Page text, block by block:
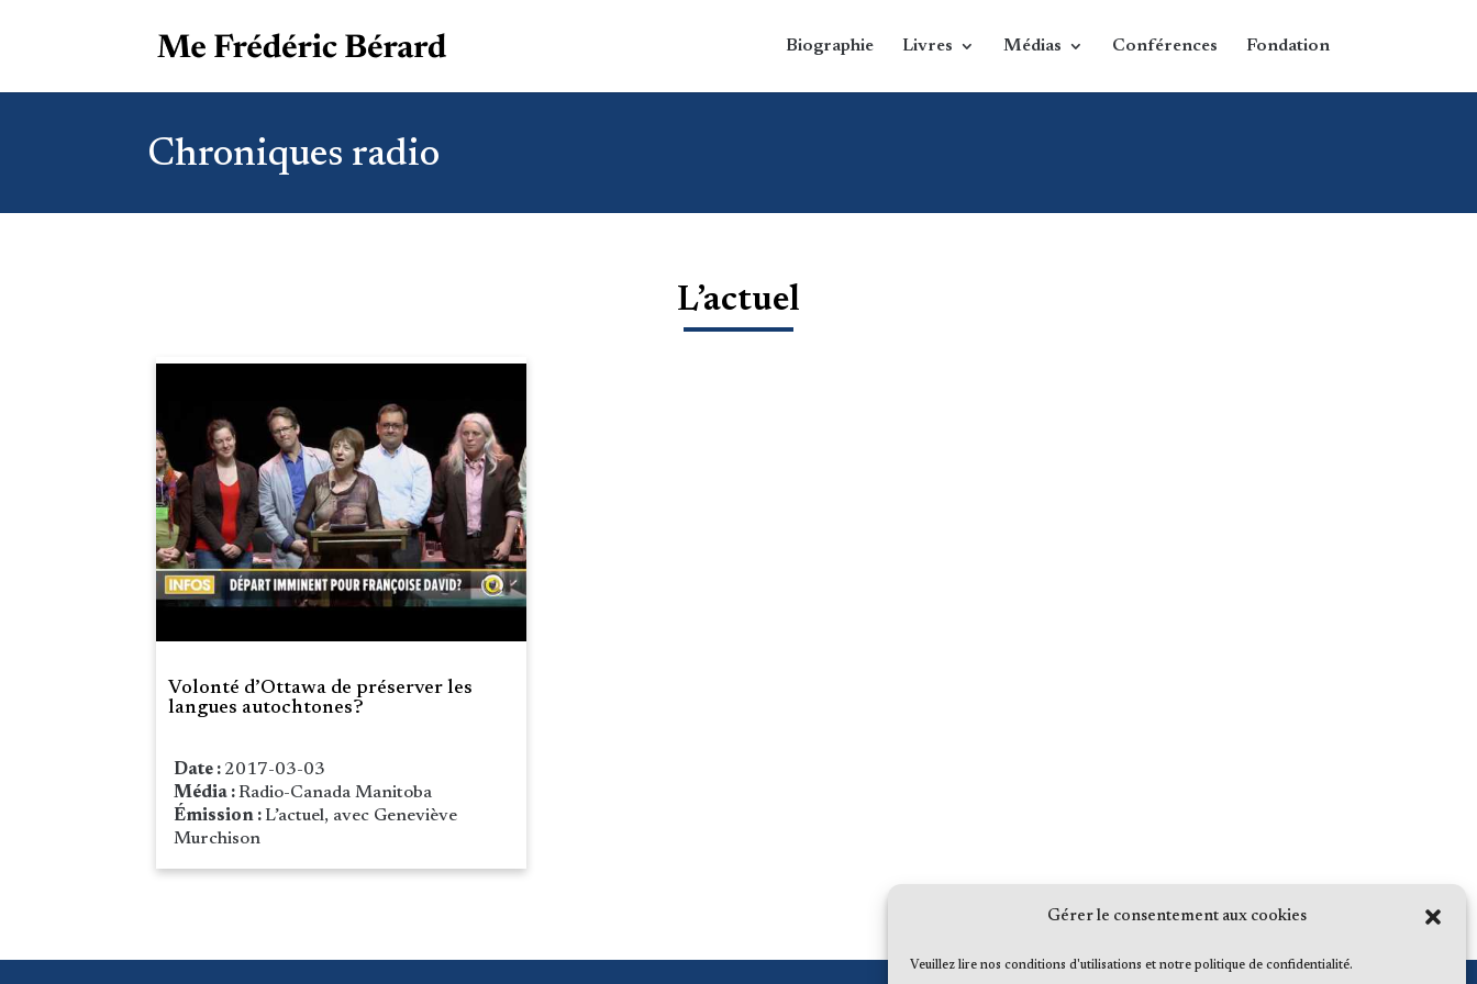
Gérer le consentement aux cookies
Veuillez lire nos conditions d'utilisations et notre politique de confidentialité.
Biographie Livres Médias Conférences Fondation
Chroniques radio
L’actuel
Volonté d’Ottawa de préserver les
langues autochtones?
Date : 2017-03-03
Média :Radio-Canada Manitoba
Émission : L’actuel, avec Geneviève
Murchison